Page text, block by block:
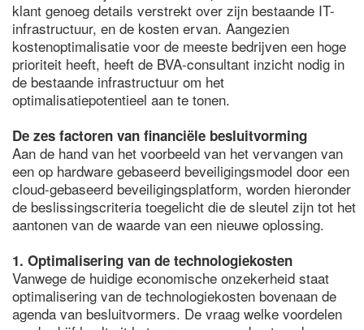
klant genoeg details verstrekt over zijn bestaande IT-
infrastructuur, en de kosten ervan. Aangezien
kostenoptimalisatie voor de meeste bedrijven een hoge
prioriteit heeft, heeft de BVA-consultant inzicht nodig in
de bestaande infrastructuur om het
optimalisatiepotentieel aan te tonen.
De zes factoren van financiële besluitvorming
Aan de hand van het voorbeeld van het vervangen van
een op hardware gebaseerd beveiligingsmodel door een
cloud-gebaseerd beveiligingsplatform, worden hieronder
de beslissingscriteria toegelicht die de sleutel zijn tot het
aantonen van de waarde van een nieuwe oplossing.
1. Optimalisering van de technologiekosten
Vanwege de huidige economische onzekerheid staat
optimalisering van de technologiekosten bovenaan de
agenda van besluitvormers. De vraag welke voordelen